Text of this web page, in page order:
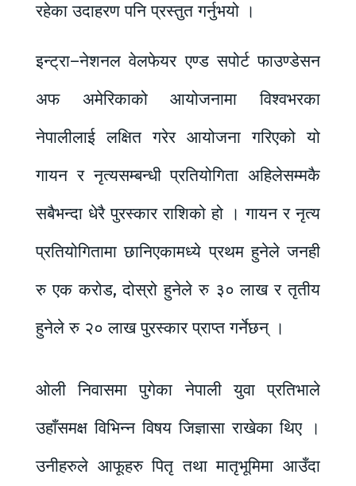
रहेका उदाहरण पनि प्रस्तुत गर्नुभयो ।
इन्ट्रा–नेशनल वेलफेयर एण्ड सपोर्ट फाउण्डेसन
अफ अमेरिकाको आयोजनामा विश्वभरका
नेपालीलाई लक्षित गरेर आयोजना गरिएको यो
गायन र नृत्यसम्बन्धी प्रतियोगिता अहिलेसम्मकै
सबैभन्दा धेरै पुरस्कार राशिको हो । गायन र नृत्य
प्रतियोगितामा छानिएकामध्ये प्रथम हुनेले जनही
रु एक करोड, दोस्रो हुनेले रु ३० लाख र तृतीय
हुनेले रु २० लाख पुरस्कार प्राप्त गर्नेछन् ।
ओली निवासमा पुगेका नेपाली युवा प्रतिभाले
उहाँसमक्ष विभिन्न विषय जिज्ञासा राखेका थिए ।
उनीहरुले आफूहरु पितृ तथा मातृभूमिमा आउँदा